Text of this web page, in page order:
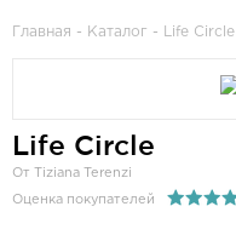
Главная - Каталог - Life Circle
Life Circle
От Tiziana Terenzi
Оценка покупателей